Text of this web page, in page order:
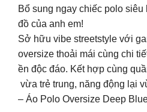
Bổ sung ngay chiếc polo
đồ của anh em!
Sở hữu vibe streetstyle với
oversize thoải mái cùng chi
ền độc đáo. Kết hợp cùng
vừa trẻ trung, năng động lại
– Áo Polo Oversize Deep